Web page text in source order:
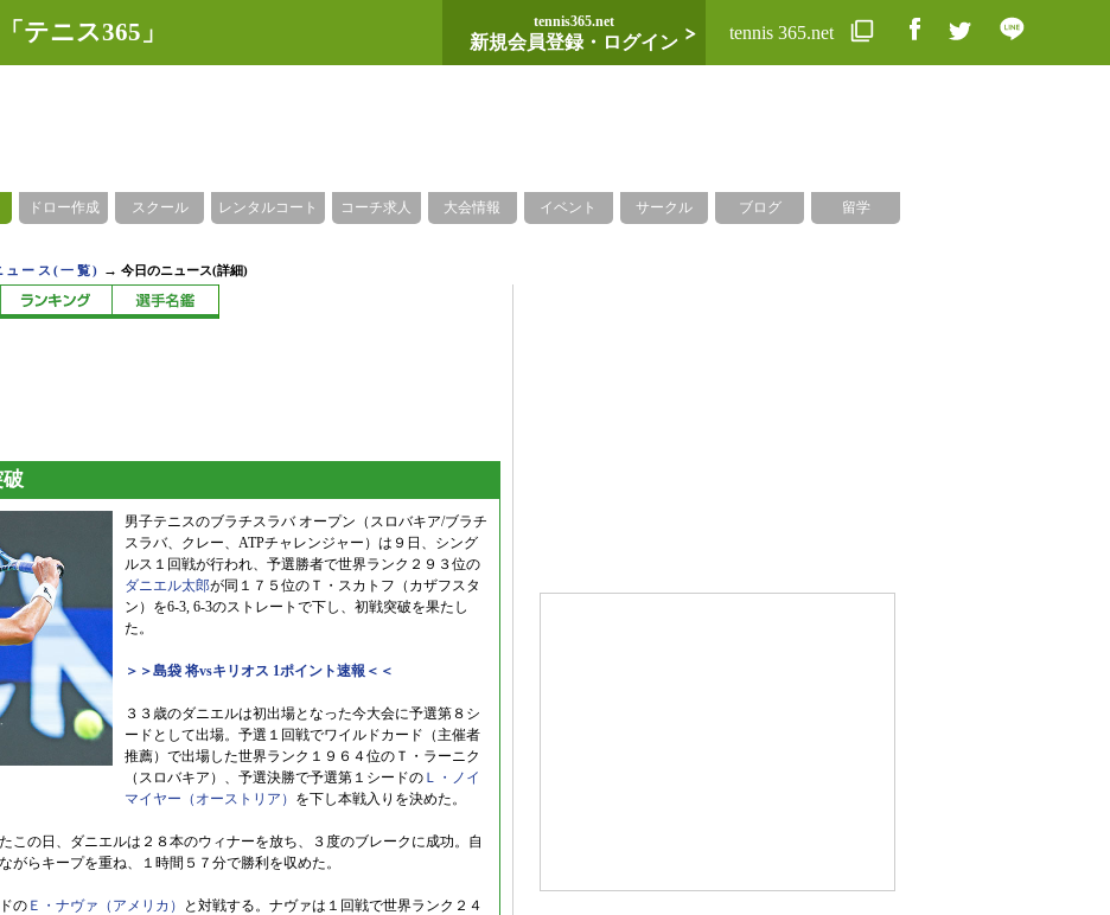
テニス365」 tennis365.net
新規会員登録・ログイン tennis 365.net
ドロー作成 スクール レンタルコート コーチ求人 大会情報 イベント サークル ブログ 留学
ュース(一覧) →今日のニュース(詳細)
男子テニスのブラチスラバ オープン（スロバキア/ブラチ
スラバ、クレー、ATPチャレンジャー）は９日、シング
ルス１回戦が行われ、予選勝者で世界ランク２９３位の
ダニエル太郎が同１７５位のＴ・スカトフ（カザフスタ
ン）を6-3, 6-3のストレートで下し、初戦突破を果たし
た。
＞＞島袋 将vsキリオス 1ポイント速報＜＜
３３歳のダニエルは初出場となった今大会に予選第８シ
ードとして出場。予選１回戦でワイルドカード（主催者
推薦）で出場した世界ランク１９６４位のＴ・ラーニク
（スロバキア）、予選決勝で予選第１シードの Ｌ・ノイ
マイヤー（オーストリア） を下し本戦入りを決めた。
この日、ダニエルは２８本のウィナーを放ち、３度のブレークに成功。自
がらキープを重ね、１時間５７分で勝利を収めた。
の Ｅ・ナヴァ（アメリカ）
と対戦する。ナヴァは１回戦で世界ランク２４